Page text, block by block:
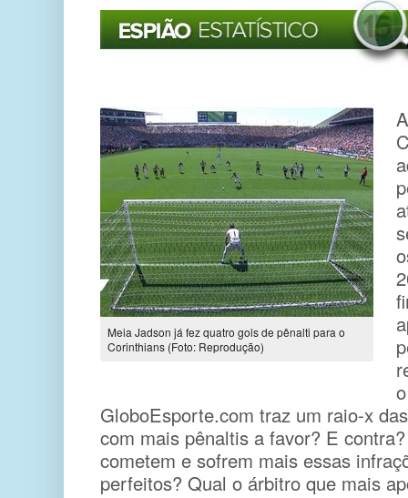
Meia Jadson já fez quatro gols de pênalti para o
Corinthians (Foto: Reprodução)
GloboEsporte.com traz um raio-x
com mais pênaltis a favor? E
cometem e sofrem mais essas
perfeitos? Qual o árbitro que mais